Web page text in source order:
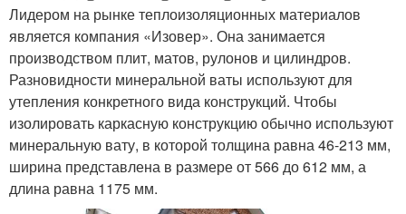
Лидером на рынке теплоизоляционных материалов
является компания «Изовер». Она занимается
производством плит, матов, рулонов и цилиндров.
Разновидности минеральной ваты используют для
утепления конкретного вида конструкций. Чтобы
изолировать каркасную конструкцию обычно используют
минеральную вату, в которой толщина равна 46-213 мм,
ширина представлена в размере от 566 до 612 мм, а
длина равна 1175 мм.